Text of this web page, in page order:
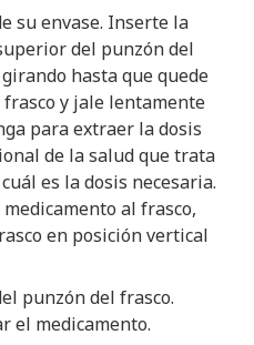
su envase. Inserte la
del punzón del
hasta que quede
y jale lentamente
para extraer la dosis
de la salud que trata
es la dosis necesaria.
al frasco,
en posición vertical
punzón del frasco.
el medicamento.